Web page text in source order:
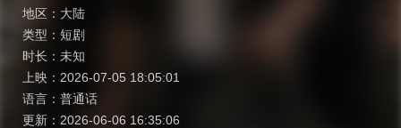
地区： 大陆
类型： 短剧
时长： 未知
上映： 2026-07-05 18:05:01
语言： 普通话
更新： 2026-06-06 16:35:06